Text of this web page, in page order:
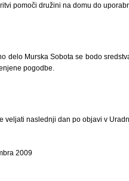
pomoči družini na domu do
delo Murska Sobota se bodo
pogodbe.
veljati naslednji dan po objavi v
2009